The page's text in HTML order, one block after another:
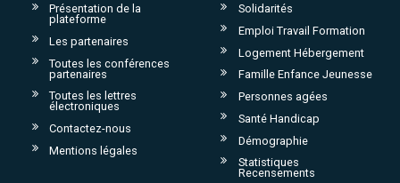
Présentation de la
plateforme
Les partenaires
Toutes les conférences
partenaires
Toutes les lettres
électroniques
Contactez-nous
Mentions légales
Solidarités
Emploi Travail Formation
Logement Hébergement
Famille Enfance Jeunesse
Personnes agées
Santé Handicap
Démographie
Statistiques
Recensements